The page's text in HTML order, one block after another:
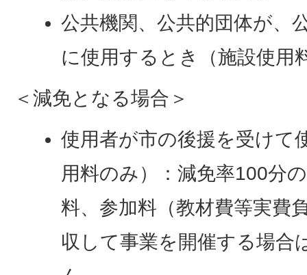
公共機関、公共的団体が、
に使用するとき（施設使用
＜減免となる場合＞
使用者が市の後援を受けて
用料のみ）：減免率100分
料、参加料（教材費等実費
収して事業を開催する場合